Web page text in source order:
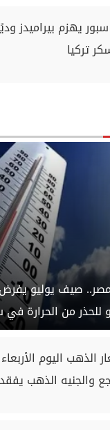
سبور يهزم بيراميدز
تركيا
صيف يوليو يفرض
للحذر من الحرارة في
والجنيه الذهب